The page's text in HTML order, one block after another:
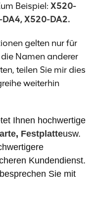
Beispiel: X520-
X520-DA2.
gelten nur für
Namen anderer
teilen Sie mir dies
weiterhin
Ihnen hochwertige
, Festplatteusw.
Kundendienst.
Sie mit